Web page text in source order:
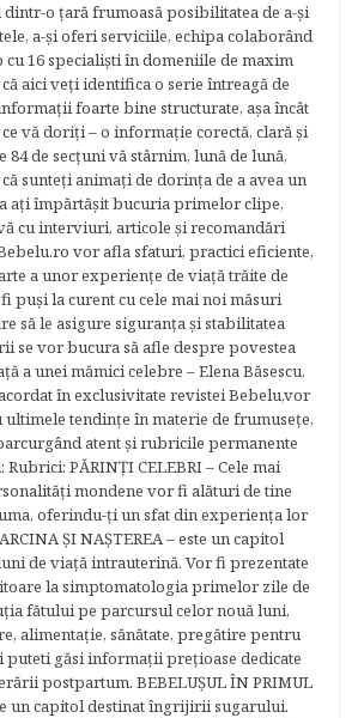
o ţară frumoasă posibilitatea de a-şi
a-şi oferi serviciile, echipa colaborând
cu 16 specialişti în domeniile de maxim
aici veţi identifica o serie întreagă de
foarte bine structurate, aşa încât
vă doriţi – o informaţie corectă, clară şi
84 de secțuni vă stârnim, lună de lună,
sunteţi animaţi de dorinţa de a avea un
aţi împărtăşit bucuria primelor clipe,
cu interviuri, articole şi recomandări
vor afla sfaturi, practici eficiente,
a unor experienţe de viaţă trăite de
puşi la curent cu cele mai noi măsuri
să le asigure siguranţa şi stabilitatea
se vor bucura să afle despre povestea
a unei mămici celebre – Elena Băsescu,
în exclusivitate revistei Bebelu,vor
ultimele tendinţe în materie de frumuseţe,
atent şi rubricile permanente
Rubrici: PĂRINŢI CELEBRI – Cele mai
mondene vor fi alături de tine
oferindu-ţi un sfat din experienţa lor
ŞI NAŞTEREA – este un capitol
de viaţă intrauterină. Vor fi prezentate
la simptomatologia primelor zile de
fătului pe parcursul celor nouă luni,
alimentaţie, sănătate, pregătire pentru
puteti găsi informaţii preţioase dedicate
postpartum. BEBELUŞUL ÎN PRIMUL
un capitol destinat îngrijirii sugarului.